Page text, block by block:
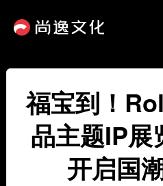
福宝到！
品主题IP展
开启国